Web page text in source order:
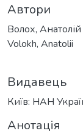
Автори
Волох,
Volokh, Anatolii
Видавець
Київ: НАН
Анотація